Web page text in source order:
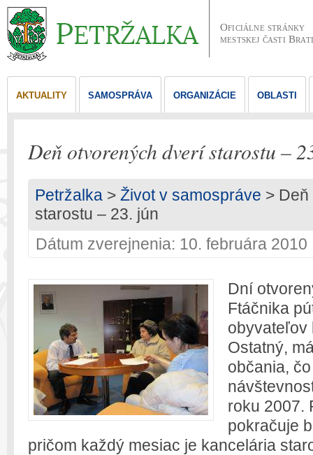
Oficiálne stránky
mestskej časti
AKTUALITY SAMOSPRÁVA ORGANIZÁCIE OBLASTI
Deň otvorených dverí starostu –
Petržalka > Život v samospráve >
starostu – 23. jún
Dátum zverejnenia: 10. februára 2010
Dní
Ftáčnika
obyvateľov
Ostatný,
občania,
roku 2007.
pokračuje
pričom každý mesiac je kancelária